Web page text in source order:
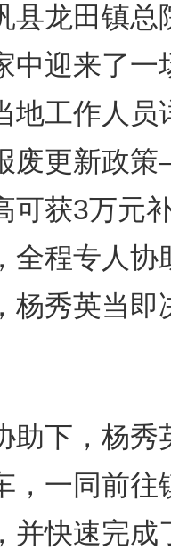
龙田镇总
中迎来了一
地工作人员
废更新政
可获3万元
全程专人协
杨秀英当即
下，杨秀
，一同前往
并快速完成